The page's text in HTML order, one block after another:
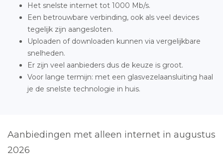
Het snelste internet tot 1000 Mb/s.
Een betrouwbare verbinding, ook als veel devices
tegelijk zijn aangesloten.
Uploaden of downloaden kunnen via vergelijkbare
snelheden.
Er zijn veel aanbieders dus de keuze is groot.
Voor lange termijn: met een glasvezelaansluiting haal
je de snelste technologie in huis.
Aanbiedingen met alleen internet in augustus
2026